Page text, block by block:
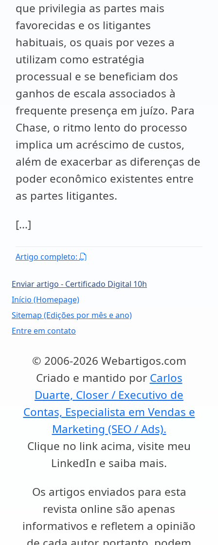
que privilegia as partes mais
favorecidas e os litigantes
habituais, os quais por vezes a
utilizam como estratégia
processual e se beneficiam dos
ganhos de escala associados à
frequente presença em juízo. Para
Chase, o ritmo lento do processo
implica um acréscimo de custos,
além de exacerbar as diferenças de
poder econômico existentes entre
as partes litigantes.
[...]
Artigo completo:
Enviar artigo - Certificado Digital 10h
Início (Homepage)
Sitemap (Edições por mês e ano)
Entre em contato
© 2006-2026 Webartigos.com
Criado e mantido por Carlos
Duarte, Closer / Executivo de
Contas, Especialista em Vendas e
Marketing (SEO / Ads).
Clique no link acima, visite meu
LinkedIn e saiba mais.
Os artigos enviados para esta
revista online são apenas
informativos e refletem a opinião